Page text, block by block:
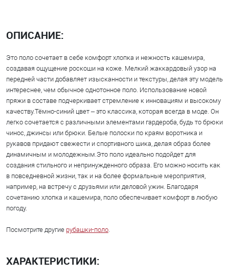
ОПИСАНИЕ:
Это поло сочетает в себе комфорт хлопка и нежность кашемира,
создавая ощущение роскоши на коже. Мелкий жаккардовый узор на
передней части добавляет изысканности и текстуры, делая эту модель
интереснее, чем обычное однотонное поло. Использование новой
пряжи в составе подчеркивает стремление к инновациям и высокому
качеству.Тёмно-синий цвет – это классика, которая всегда в моде. Он
легко сочетается с различными элементами гардероба, будь то брюки
чинос, джинсы или брюки. Белые полоски по краям воротника и
рукавов придают свежести и спортивного шика, делая образ более
динамичным и молодежным.Это поло идеально подойдет для
создания стильного и непринужденного образа. Его можно носить как
в повседневной жизни, так и на более формальные мероприятия,
например, на встречу с друзьями или деловой ужин. Благодаря
сочетанию хлопка и кашемира, поло обеспечивает комфорт в любую
погоду.
Посмотрите другие рубашки-поло.
ХАРАКТЕРИСТИКИ: